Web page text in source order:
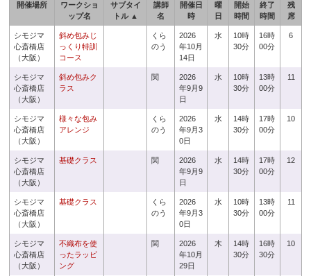
開催場所
ワークショ
ップ名
サブタイ
トル ▲
講師
名
開催日
時
曜
日
開始
時間
終了
時間
残
席
シモジマ
心斎橋店
（大阪）
斜め包みじ
っくり特訓
コース
くら
のう
2026
年10月
14日
水
10時
30分
16時
00分
6
シモジマ
心斎橋店
（大阪）
斜め包みク
ラス
関
2026
年9月9
日
水
10時
30分
13時
00分
11
シモジマ
心斎橋店
（大阪）
様々な包み
アレンジ
くら
のう
2026
年9月3
0日
水
14時
30分
17時
00分
10
シモジマ
心斎橋店
（大阪）
基礎クラス 関
2026
年9月9
日
水
14時
30分
17時
00分
12
シモジマ
心斎橋店
（大阪）
基礎クラス
くら
のう
2026
年9月3
0日
水
10時
30分
13時
00分
11
シモジマ
心斎橋店
（大阪）
不織布を使
ったラッピ
ング
関
2026
年10月
29日
木
14時
30分
16時
30分
10